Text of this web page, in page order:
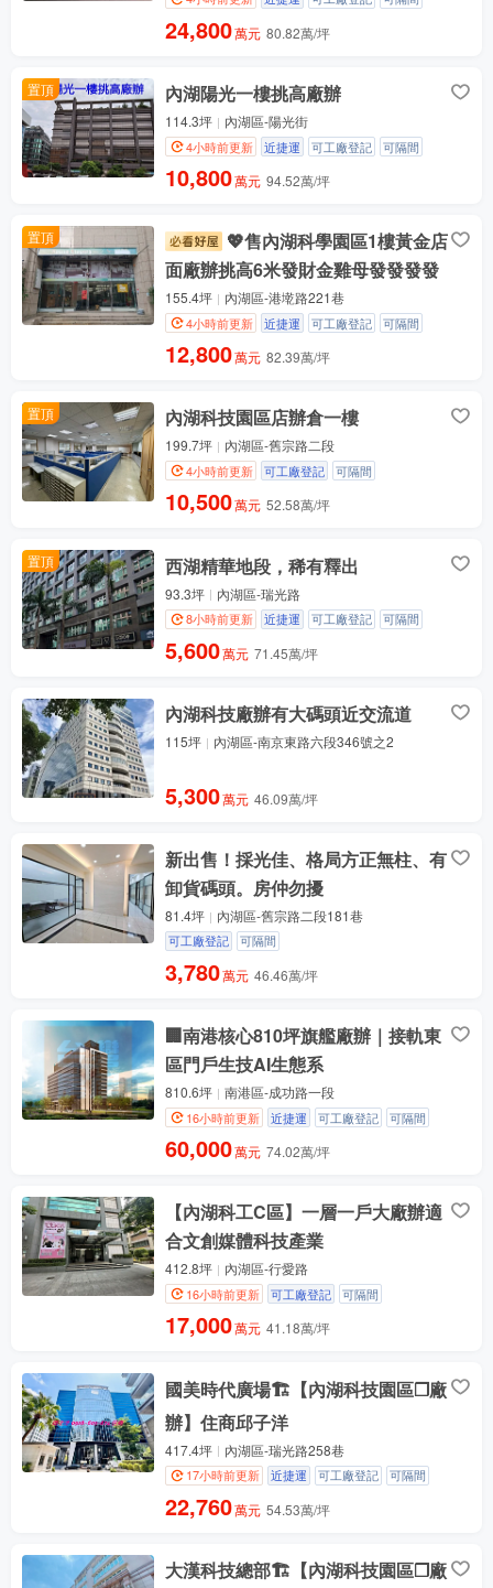
24,800萬元 80.82萬/坪
置頂 內湖陽光一樓挑高廠辦
114.3坪 內湖區-陽光街
4小時前更新 近捷運 可工廠登記 可隔間
10,800萬元 94.52萬/坪
置頂
💖售內湖科學園區1樓黃金店
面廠辦挑高6米發財金雞母發發發發
155.4坪 內湖區-港墘路221巷
4小時前更新 近捷運 可工廠登記 可隔間
12,800萬元 82.39萬/坪
置頂 內湖科技園區店辦倉一樓
199.7坪 內湖區-舊宗路二段
4小時前更新 可工廠登記 可隔間
10,500萬元 52.58萬/坪
置頂 西湖精華地段，稀有釋出
93.3坪 內湖區-瑞光路
8小時前更新 近捷運 可工廠登記 可隔間
5,600萬元 71.45萬/坪
內湖科技廠辦有大碼頭近交流道
115坪 內湖區-南京東路六段346號之2
5,300萬元 46.09萬/坪
新出售！採光佳、格局方正無柱、有
卸貨碼頭。房仲勿擾
81.4坪 內湖區-舊宗路二段181巷
可工廠登記 可隔間
3,780萬元 46.46萬/坪
🏢南港核心810坪旗艦廠辦｜接軌東
區門戶生技AI生態系
810.6坪 南港區-成功路一段
16小時前更新 近捷運 可工廠登記 可隔間
60,000萬元 74.02萬/坪
【內湖科工C區】一層一戶大廠辦適
合文創媒體科技產業
412.8坪 內湖區-行愛路
16小時前更新 可工廠登記 可隔間
17,000萬元 41.18萬/坪
國美時代廣場🏗️【內湖科技園區❐廠
辦】住商邱子洋
417.4坪 內湖區-瑞光路258巷
17小時前更新 近捷運 可工廠登記 可隔間
22,760萬元 54.53萬/坪
大漢科技總部🏗️【內湖科技園區❐廠